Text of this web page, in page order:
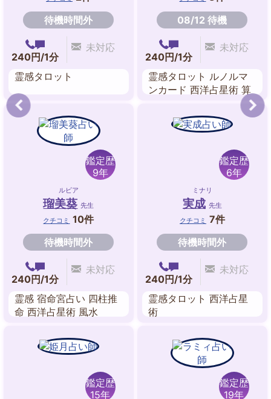
待機時間外
240円/1分
未対応
霊感タロット
08/12 待機
240円/1分
未対応
霊感タロット ルノルマ
ンカード 西洋占星術 算
鑑定歴
9年
ルビア
瑠美葵 先生
クチコミ
10件
待機時間外
240円/1分
未対応
霊感 宿命宮占い 四柱推
命 西洋占星術 風水
鑑定歴
6年
ミナリ
実成 先生
クチコミ 7件
待機時間外
240円/1分
未対応
霊感タロット 西洋占星
術
鑑定歴
15年
鑑定歴
19年